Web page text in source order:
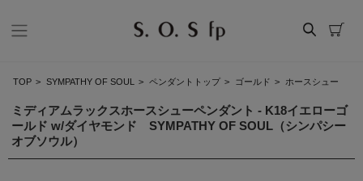
TOP > SYMPATHY OF SOUL > ペンダントトップ > ゴールド > ホースシュー
ミディアムラックスホースシューペンダント - K18イエローゴ
ールド w/ダイヤモンド SYMPATHY OF SOUL（シンパシー
オブソウル）